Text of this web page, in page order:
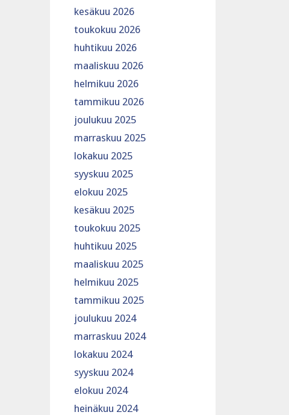
kesäkuu 2026
toukokuu 2026
huhtikuu 2026
maaliskuu 2026
helmikuu 2026
tammikuu 2026
joulukuu 2025
marraskuu 2025
lokakuu 2025
syyskuu 2025
elokuu 2025
kesäkuu 2025
toukokuu 2025
huhtikuu 2025
maaliskuu 2025
helmikuu 2025
tammikuu 2025
joulukuu 2024
marraskuu 2024
lokakuu 2024
syyskuu 2024
elokuu 2024
heinäkuu 2024